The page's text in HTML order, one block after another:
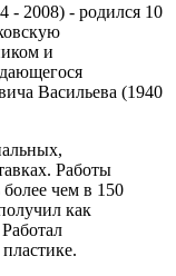
- 2008) - родился 10
и
Васильева (1940
Работы
чем в 150
как